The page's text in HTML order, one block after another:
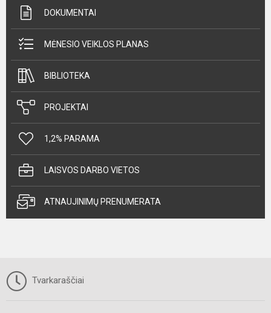
DOKUMENTAI
MĖNESIO VEIKLOS PLANAS
BIBLIOTEKA
PROJEKTAI
1,2% PARAMA
LAISVOS DARBO VIETOS
ATNAUJINIMŲ PRENUMERATA
Tvarkaraščiai